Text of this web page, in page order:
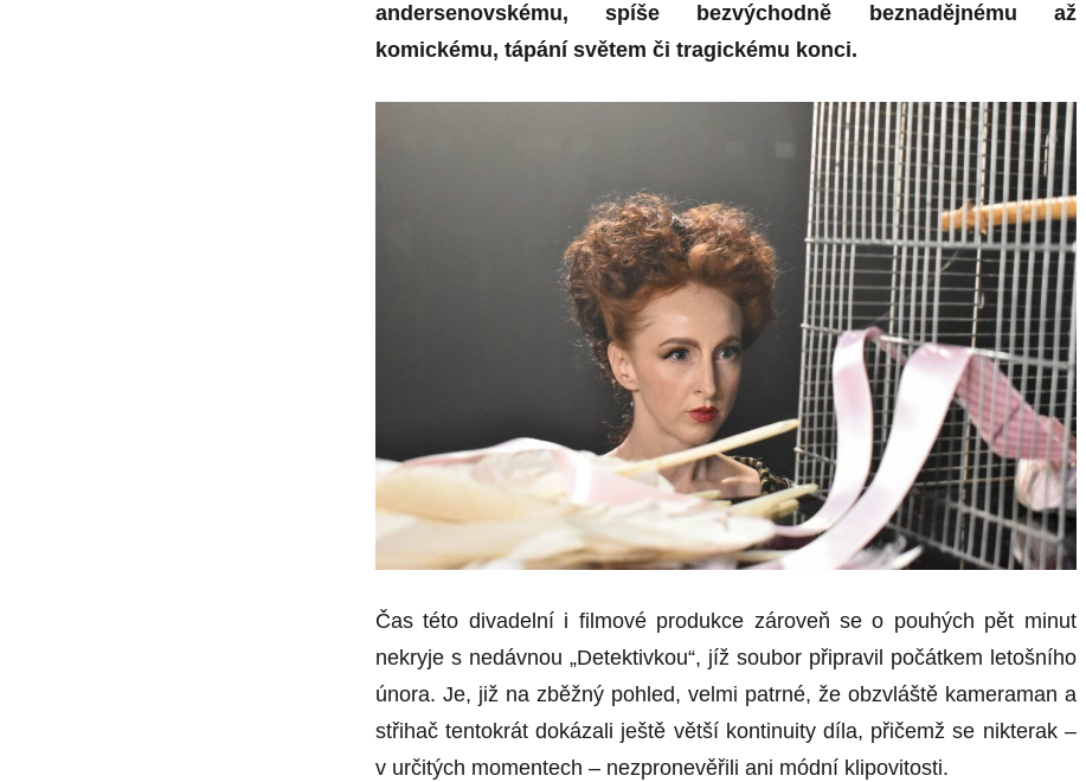
andersenovskému, spíše bezvýchodně beznadějnému až
komickému, tápání světem či tragickému konci.
Čas této divadelní i filmové produkce zároveň se o pouhých pět minut
nekryje s nedávnou „Detektivkou“, jíž soubor připravil počátkem letošního
února. Je, již na zběžný pohled, velmi patrné, že obzvláště kameraman a
střihač tentokrát dokázali ještě větší kontinuity díla, přičemž se nikterak –
v určitých momentech – nezpronevěřili ani módní klipovitosti.